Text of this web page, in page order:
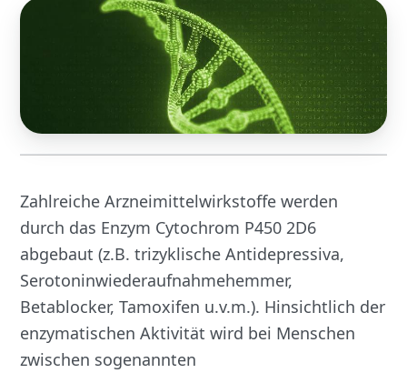
Zahlreiche Arzneimittelwirkstoffe werden
durch das Enzym Cytochrom P450 2D6
abgebaut (z.B. trizyklische Antidepressiva,
Serotoninwiederaufnahmehemmer,
Betablocker, Tamoxifen u.v.m.). Hinsichtlich der
enzymatischen Aktivität wird bei Menschen
zwischen sogenannten